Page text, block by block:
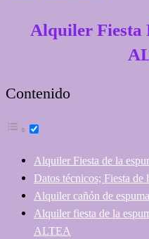
Alquiler Fiesta
Contenido
Alquiler Fiesta de la
Datos técnicos; Fiesta
Alquiler cañón de
Alquiler fiesta de la
ALTEA